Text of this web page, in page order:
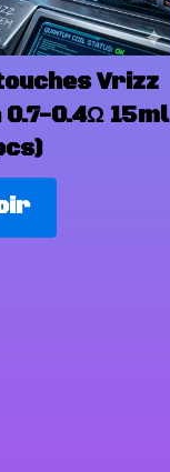
Vrizz
0.7-0.4Ω 15ml